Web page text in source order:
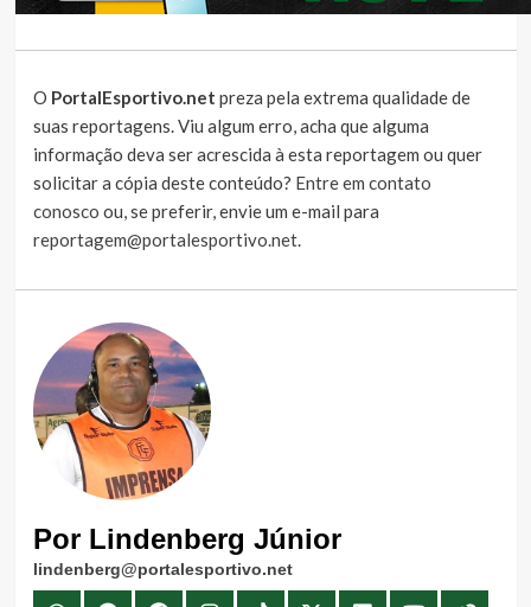
O PortalEsportivo.net preza pela extrema qualidade de
suas reportagens. Viu algum erro, acha que alguma
informação deva ser acrescida à esta reportagem ou quer
solicitar a cópia deste conteúdo? Entre em contato
conosco ou, se preferir, envie um e-mail para
reportagem@portalesportivo.net.
Por Lindenberg Júnior
lindenberg@portalesportivo.net